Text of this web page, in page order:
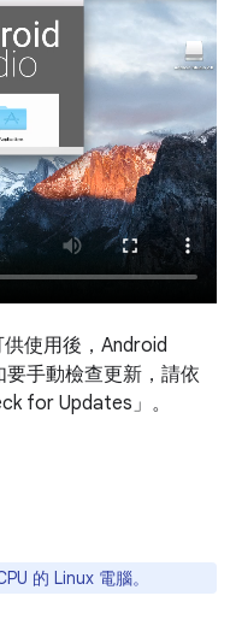
使用後，Android
手動檢查更新，請依
for Updates」 。
的 Linux 電腦。